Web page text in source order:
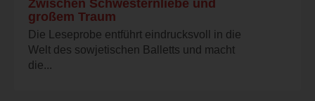
Zwischen Schwesternliebe und
großem Traum
Die Leseprobe entführt eindrucksvoll in die
Welt des sowjetischen Balletts und macht
die...